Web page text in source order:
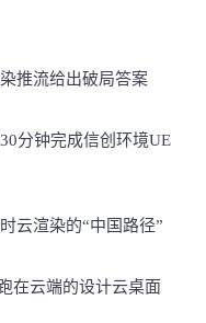
推流给出破局答案
分钟完成信创环境UE
云渲染的“中国路径”
在云端的设计云桌面